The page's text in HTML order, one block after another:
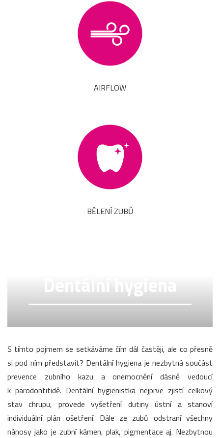
AIRFLOW
BĚLENÍ ZUBŮ
S tímto pojmem se setkáváme čím dál častěji, ale co přesně
si pod ním představit? Dentální hygiena je nezbytná součást
prevence zubního kazu a onemocnění dásně vedoucí
k parodontitidě. Dentální hygienistka nejprve zjistí celkový
stav chrupu, provede vyšetření dutiny ústní a stanoví
individuální plán ošetření. Dále ze zubů odstraní všechny
nánosy jako je zubní kámen, plak, pigmentace aj. Nezbytnou
Dentální hygiena